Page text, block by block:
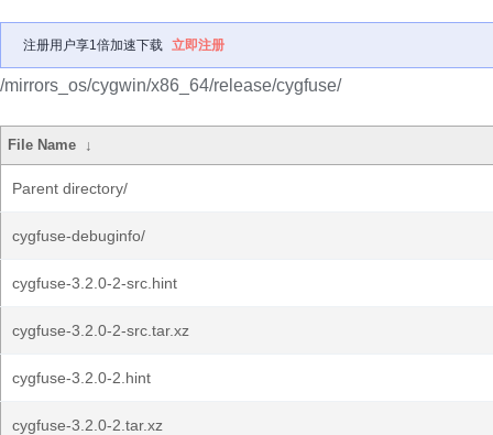
注册用户享1倍加速下载 立即注册
/mirrors_os/cygwin/x86_64/release/cygfuse/
File Name ↓
Parent directory/
cygfuse-debuginfo/
cygfuse-3.2.0-2-src.hint
cygfuse-3.2.0-2-src.tar.xz
cygfuse-3.2.0-2.hint
cygfuse-3.2.0-2.tar.xz